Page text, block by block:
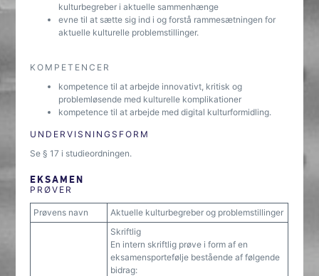
kulturbegreber i aktuelle sammenhænge
evne til at sætte sig ind i og forstå rammesætningen for
aktuelle kulturelle problemstillinger.
KOMPETENCER
kompetence til at arbejde innovativt, kritisk og
problemløsende med kulturelle komplikationer
kompetence til at arbejde med digital kulturformidling.
UNDERVISNINGSFORM
Se § 17 i studieordningen.
EKSAMEN
PRØVER
Prøvens navn Aktuelle kulturbegreber og problemstillinger
Skriftlig
En intern skriftlig prøve i form af en
eksamensportefølje bestående af følgende
bidrag: